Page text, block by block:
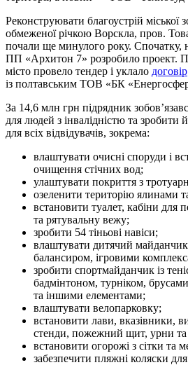
Реконструювати благоустрій
обмеженої річкою Ворскла, пров.
почали ще минулого року.
ПП «Архитон 7» розробило проект.
місто провело тендер і уклало договір
із полтавським ТОВ «БК
За 14,6 млн грн підрядник
для людей з інвалідністю та зробити
для всіх відвідувачів, зокрема:
влаштувати очисні споруди і
очищення стічних вод;
улаштувати покриття з
озеленити територію ялинами
встановити туалет, кабіни для
та рятувальну вежу;
зробити 54 тіньові навіси;
влаштувати дитячий майданчик
балансиром, ігровими
зробити спортмайданчик із
бадмінтоном, турніком,
та іншими елементами;
влаштувати велопарковку;
встановити лави, вказівники,
стенди, пожежний щит, урни та
встановити огорожі з сітки та
забезпечити пляжні коляски